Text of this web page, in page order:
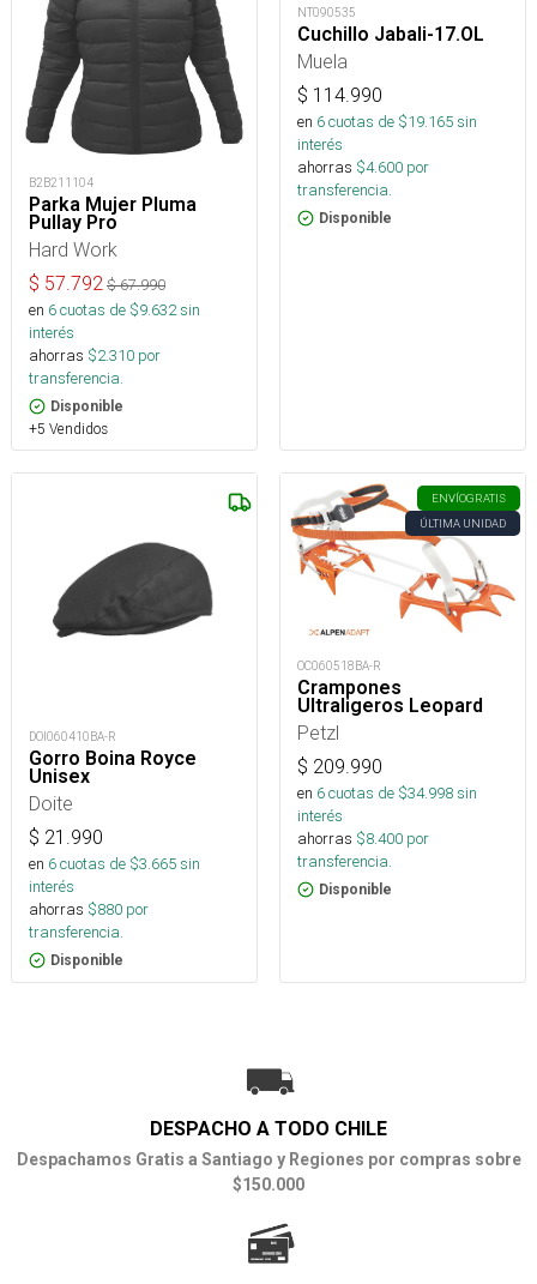
B2B211104
Parka Mujer Pluma
Pullay Pro
Hard Work
$ 57.792 $67.990
en 6cuotas de $9.632sin
interés
ahorras $2.310 por
transferencia.
Disponible
+5 Vendidos
NT090535
Cuchillo Jabali-17.OL
Muela
$ 114.990
en 6cuotas de $19.165sin
interés
ahorras $4.600 por
transferencia.
Disponible
DOI060410BA-R
Gorro Boina Royce
Unisex
Doite
$ 21.990
en 6cuotas de $3.665sin
interés
ahorras $880 por
transferencia.
Disponible
ENVÍOGRATIS
ÚLTIMA UNIDAD
OC060518BA-R
Crampones
Ultraligeros Leopard
Petzl
$ 209.990
en 6cuotas de $34.998sin
interés
ahorras $8.400 por
transferencia.
Disponible
DESPACHO A TODO CHILE
Despachamos Gratis a Santiago y Regiones por compras sobre
$150.000